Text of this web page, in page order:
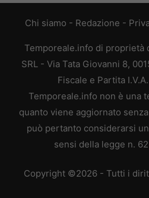
Chi siamo - Redazione -
Temporeale.info di proprietà
SRL - Via Tata Giovanni 8,
Fiscale e Partita
Temporeale.info non è una
quanto viene aggiornato
può pertanto considerarsi
sensi della legge n.
Copyright ©2026 - Tutti i